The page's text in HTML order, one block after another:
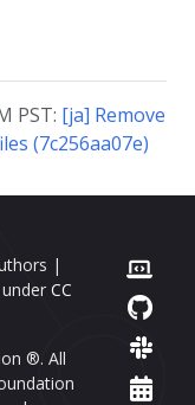
PST: [ja] Remove
(7c256aa07e)
|
CC
®. All